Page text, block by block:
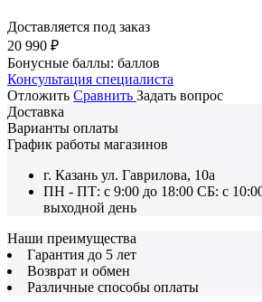
Доставляется под заказ
20 990 ₽
Бонусные баллы: баллов
Консультация специалиста
Отложить Сравнить Задать вопрос
Доставка
Варианты оплаты
График работы магазинов
г. Казань ул. Гаврилова, 10а
ПН - ПТ: с 9:00 до 18:00 СБ: с
выходной день
Наши преимущества
Гарантия до 5 лет
Возврат и обмен
Различные способы оплаты